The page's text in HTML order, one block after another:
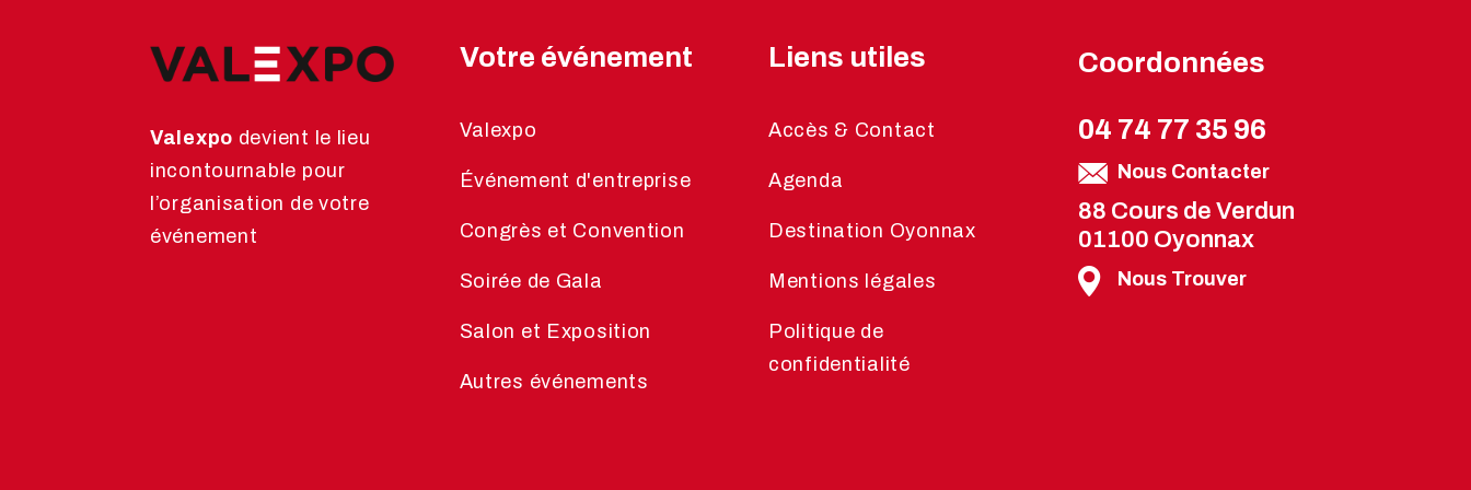
Valexpo devient le lieu
incontournable pour
l’organisation de votre
événement
Votre événement
Valexpo
Événement d'entreprise
Congrès et Convention
Soirée de Gala
Salon et Exposition
Autres événements
Liens utiles
Accès & Contact
Agenda
Destination Oyonnax
Mentions légales
Politique de
confidentialité
Coordonnées
04 74 77 35 96
Nous Contacter
88 Cours de Verdun
01100 Oyonnax
Nous Trouver